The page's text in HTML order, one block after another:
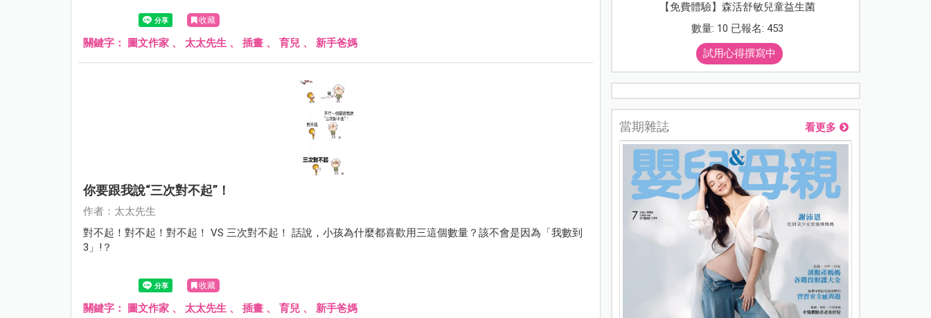
收藏
關鍵字： 圖文作家 、 太太先生 、 插畫 、 育兒 、 新手爸媽
你要跟我說“三次對不起”！
作者：太太先生
對不起！對不起！對不起！ VS 三次對不起！ 話說，小孩為什麼都喜歡用三這個數量？該不會是因為「我數到
3」!？
收藏
關鍵字： 圖文作家 、 太太先生 、 插畫 、 育兒 、 新手爸媽
【免費體驗】森活舒敏兒童益生菌
數量: 10 已報名: 453
試用心得撰寫中
當期雜誌 看更多